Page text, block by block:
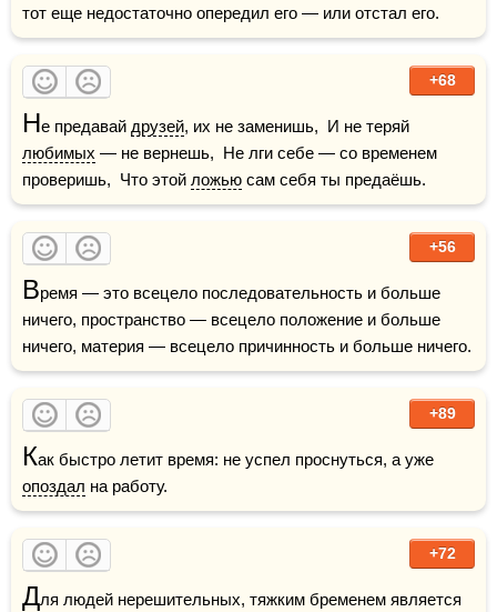
тот еще недостаточно опередил его — или отстал его.
+68
Не предавай друзей
любимых — не вернешь,  Не лги себе — со временем
проверишь,  Что этой ложью сам себя ты предаёшь.
+56
Время — это всецело последовательность и больше
ничего, пространство — всецело положение и больше
ничего, материя — всецело причинность и больше ничего.
+89
К
опоздал на работу.
+72
Для людей нерешительных, тяжким бременем является